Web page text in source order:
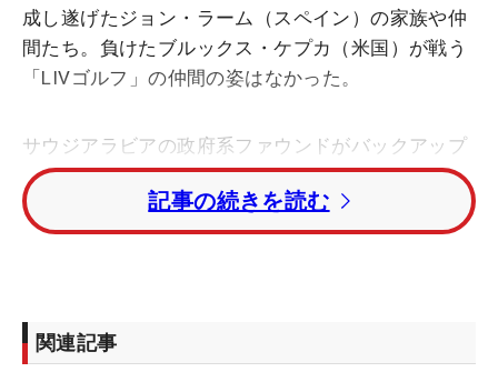
成し遂げたジョン・ラーム（スペイン）の家族や仲
間たち。負けたブルックス・ケプカ（米国）が戦う
「LIVゴルフ」の仲間の姿はなかった。
サウジアラビアの政府系ファウンドがバックアップ
するLIVゴルフのCEOグレッグ・ノーマン（オースト
ラリア）は、「LIVゴルファーがマスターズで勝つ
なら、出場しているLIVゴルファー全員が18番グリ
最終ラウンドはラームVSケプカともいえる一騎打ち
記事の続きを読む
関連記事